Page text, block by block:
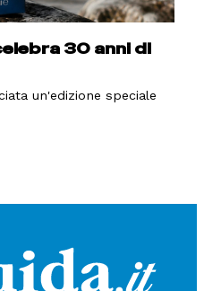
30 anni di
un'edizione speciale